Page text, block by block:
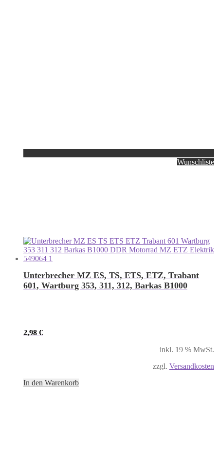
Wunschliste
Unterbrecher MZ ES, TS, ETS, ETZ, Trabant
601, Wartburg 353, 311, 312, Barkas B1000
2,98 €
inkl. 19 % MwSt.
zzgl. Versandkosten
In den Warenkorb